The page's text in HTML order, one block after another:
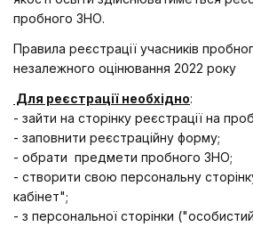
пробного ЗНО.
Правила реєстрації учасників
незалежного оцінювання 2022 року
Для реєстрації необхідно:
- зайти на сторінку реєстрації на
- заповнити реєстраційну форму;
- обрати предмети пробного ЗНО;
- створити свою персональну
кабінет";
- з персональної сторінки